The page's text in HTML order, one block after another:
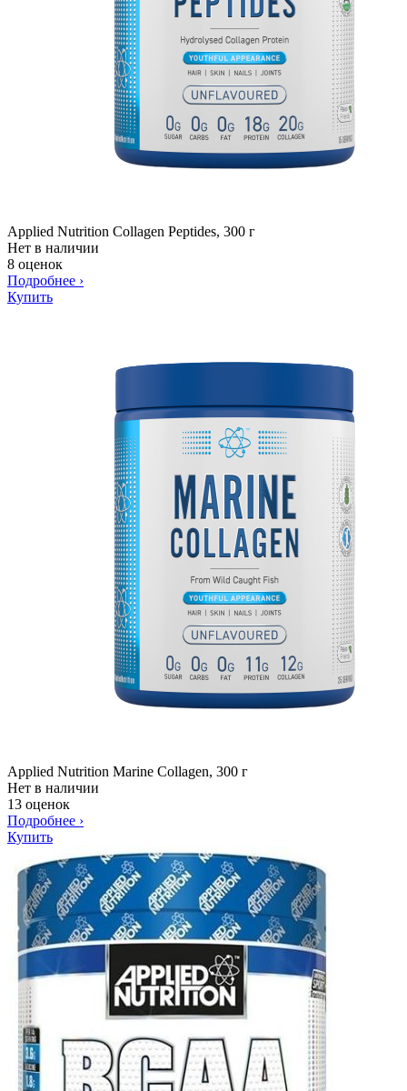
Applied Nutrition Collagen Peptides, 300 г
Нет в наличии
8 оценок
Подробнее ›
Купить
Applied Nutrition Marine Collagen, 300 г
Нет в наличии
13 оценок
Подробнее ›
Купить